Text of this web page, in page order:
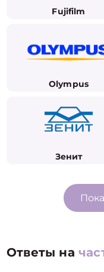
Fujifilm
Olympus
Зенит
Ответы на